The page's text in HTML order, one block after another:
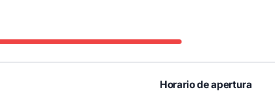
Horario de apertura